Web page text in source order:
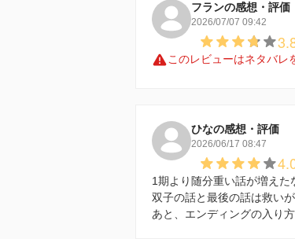
フランの感想・評価
2026/07/07 09:42
このレビューはネタバレ
ひなの感想・評価
2026/06/17 08:47
1期より随分重い話が増えた
双子の話と最後の話は救い
あと、エンディングの入り方